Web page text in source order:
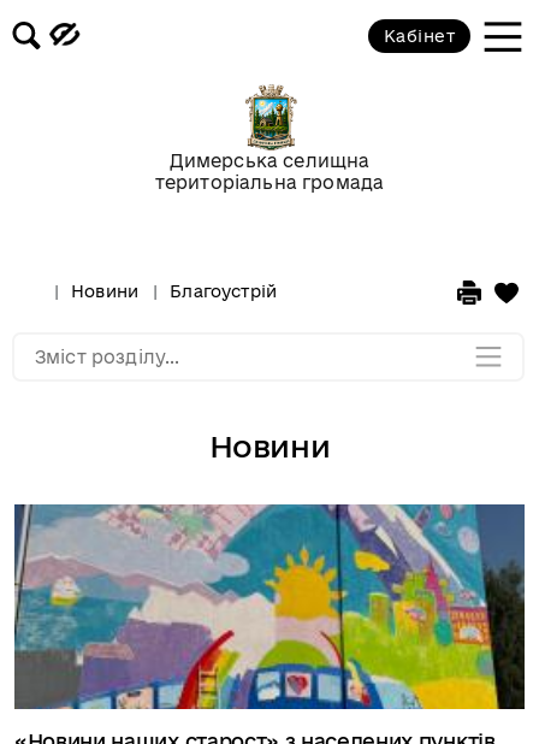
Димерська селищна
територіальна громада
Кабінет
Новини Благоустрій
Новини
Зміст розділу...